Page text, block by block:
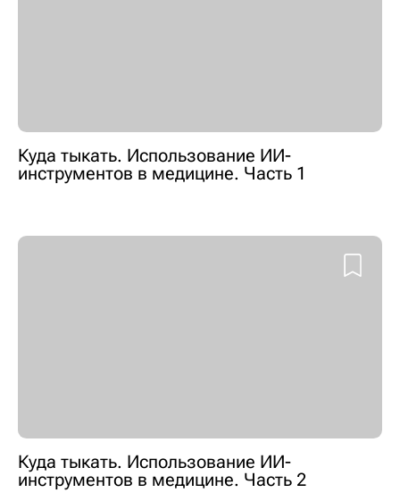
Куда тыкать. Использование ИИ-
инструментов в медицине. Часть 1
Куда тыкать. Использование ИИ-
инструментов в медицине. Часть 2